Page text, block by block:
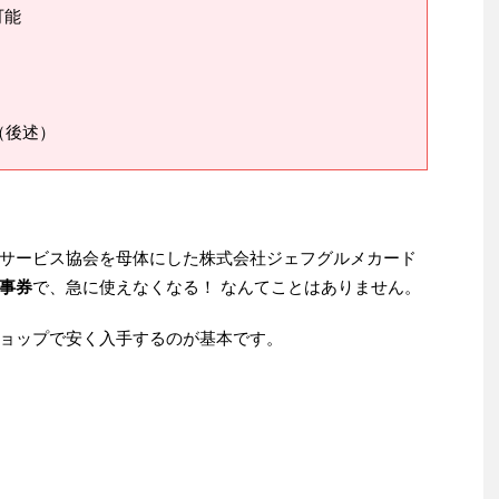
能
述）
ービス協会を母体にした株式会社ジェフグルメカード
券で、急に使えなくなる！ なんてことはありません。
ップで安く入手するのが基本です。